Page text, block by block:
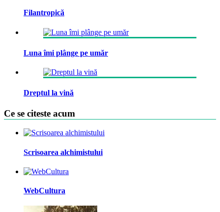
Filantropică
Luna îmi plânge pe umăr
Dreptul la vină
Ce se citeste acum
Scrisoarea alchimistului
WebCultura